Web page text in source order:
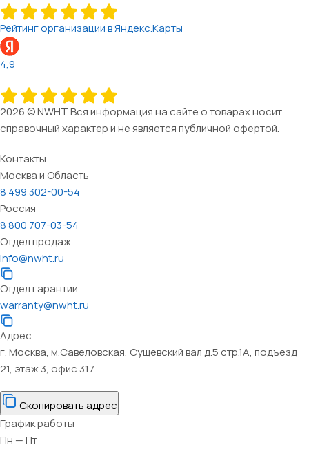
Рейтинг организации в Яндекс.Карты
4,9
2026 © NWHT Вся информация на сайте о товарах носит
справочный характер и не является публичной офертой.
Контакты
Москва и Область
8 499 302-00-54
Россия
8 800 707-03-54
Отдел продаж
info@nwht.ru
Отдел гарантии
warranty@nwht.ru
Адрес
г. Москва, м.Савеловская, Сущевский вал д.5 стр.1А, подъезд
21, этаж 3, офис 317
Скопировать адрес
График работы
Пн — Пт